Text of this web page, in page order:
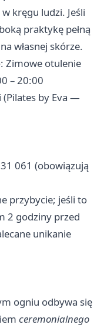
kręgu ludzi. Jeśli
praktykę pełną
własnej skórze.
Zimowe otulenie
– 20:00
(Pilates by Eva —
061 (obowiązują
przybycie; jeśli to
2 godziny przed
unikanie
ogniu odbywa się
ceremonialnego